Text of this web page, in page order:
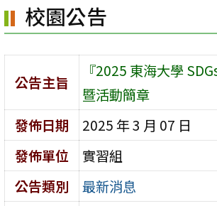
容
區
校園公告
公告主旨
『2025 東海大學
暨活動簡章
發佈日期
2025 年 3 月 07 日
發佈單位
實習組
公告類別
最新消息